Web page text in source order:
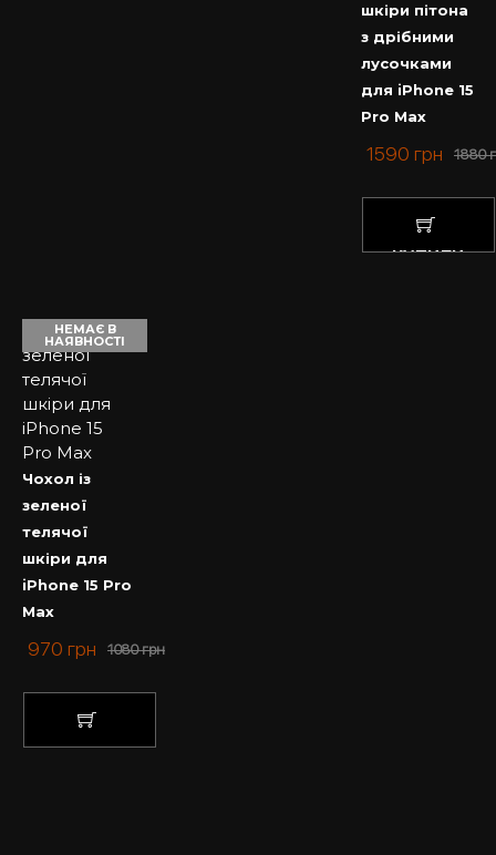
шкіри пітона
з дрібними
лусочками
для iPhone 15
Pro Max
1880
1590 грн
КУПИТИ
НЕМАЄ В
НАЯВНОСТІ
Чохол із
зеленої
телячої
шкіри для
iPhone 15 Pro
Max
1080грн
970 грн